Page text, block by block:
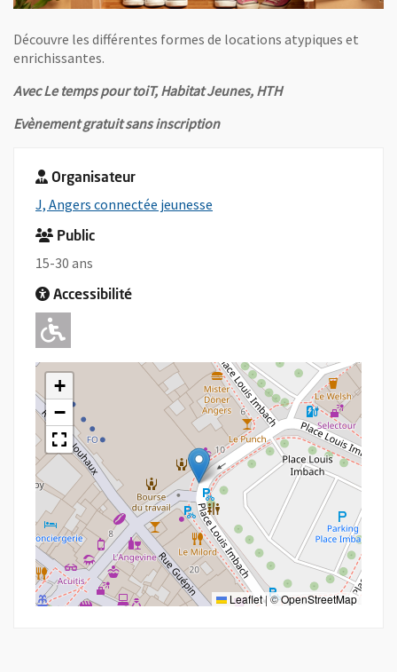
Découvre les différentes formes de locations atypiques et
enrichissantes.
Avec Le temps pour toiT, Habitat Jeunes, HTH
Evènement gratuit sans inscription
Organisateur
J, Angers connectée jeunesse
Public
15-30 ans
Accessibilité
Adapté pour l'handicap Moteur
+
−
Leaflet|©OpenStreetMap